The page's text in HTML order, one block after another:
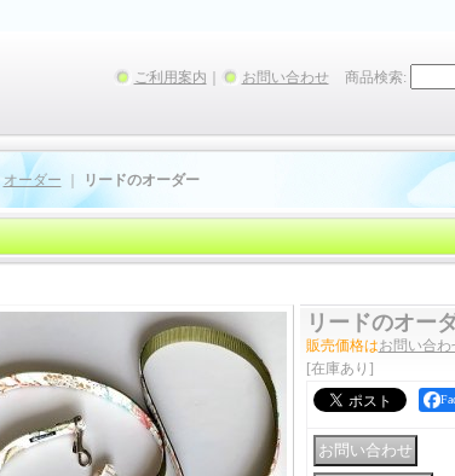
ご利用案内 お問い合わせ 商品検索:
オーダー リードのオーダー
リードのオー
販売価格はお問い合わ
[在庫あり]